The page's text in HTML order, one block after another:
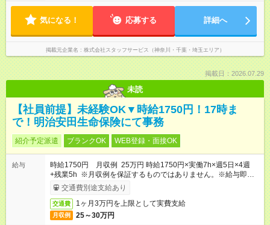
気になる！ 応募する 詳細へ
掲載元企業名 株式会社スタッフサービス（神奈川・千葉・埼玉エリア）
掲載日：2026.07.29
未読
【社員前提】未経験OK▼時給1750円！17時ま
で！明治安田生命保険にて事務
紹介予定派遣 ブランクOK WEB登録・面接OK
給与
時給1750円 月収例 25万円 時給1750円×実働7h×週5日×4週
+残業5h ※月収例を保証するものではありません。※給与即受取
りサービス利用可（利用条件有）
交通費別途支給あり
交通費 1ヶ月3万円を上限として実費支給
月収例 25～30万円